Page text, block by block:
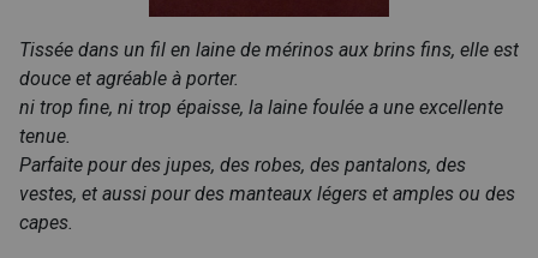
Tissée dans un fil en laine de mérinos aux brins fins, elle est
douce et agréable à porter.
ni trop fine, ni trop épaisse, la laine foulée a une excellente
tenue.
Parfaite pour des jupes, des robes, des pantalons, des
vestes, et aussi pour des manteaux légers et amples ou des
capes.